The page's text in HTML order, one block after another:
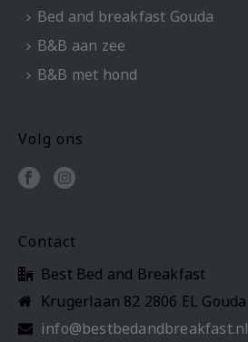
Bed and breakfast Gouda
B&B aan zee
B&B met hond
Volg ons
Contact
Best Bed and Breakfast
Krugerlaan 82 2806 EL Gouda
info@bestbedandbreakfast.nl